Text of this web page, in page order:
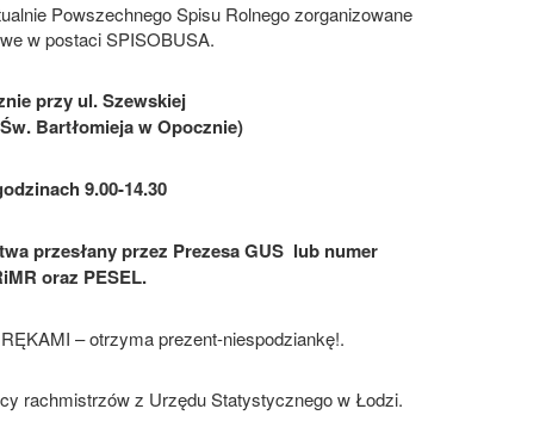
Powszechnego Spisu Rolnego zorganizowane
w postaci SPISOBUSA.
przy ul. Szewskiej
Bartłomieja w Opocznie)
9.00-14.30
przesłany przez Prezesa GUS lub numer
oraz PESEL.
– otrzyma prezent-niespodziankę!.
rachmistrzów z Urzędu Statystycznego w Łodzi.